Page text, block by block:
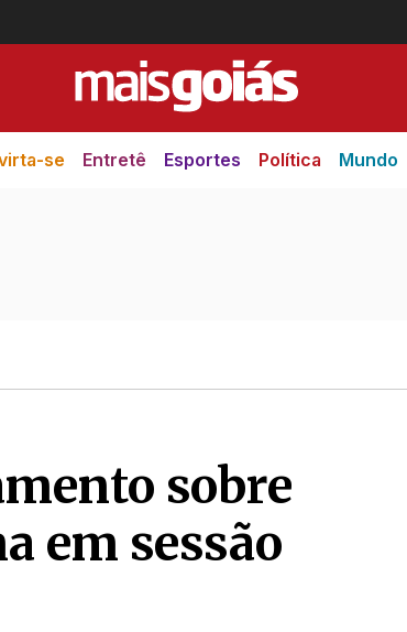
se Entretê Esportes Política Mundo
sobre
em sessão